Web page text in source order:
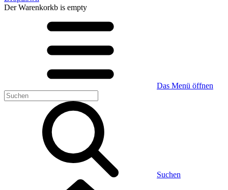
Der Warenkorkb is empty
Das Menü öffnen
Suchen